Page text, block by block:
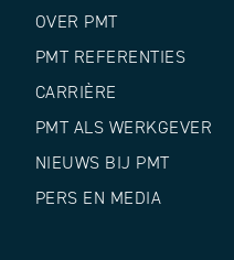
OVER PMT
PMT REFERENTIES
CARRIÈRE
PMT ALS WERKGEVER
NIEUWS BIJ PMT
PERS EN MEDIA